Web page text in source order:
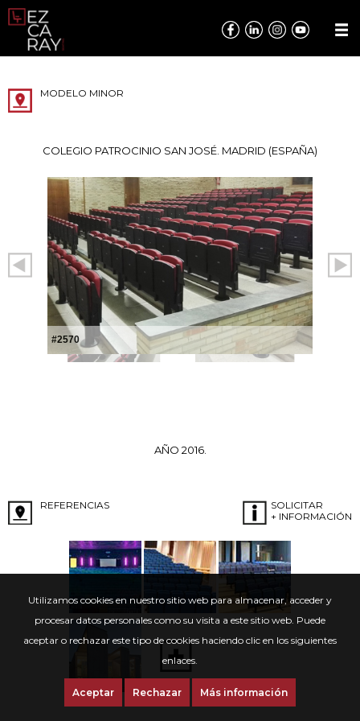
Utilizamos cookies en nuestro sitio web para almacenar, acceder y
procesar datos personales como su visita a este sitio web. Puede
aceptar o rechazar este tipo de cookies haciendo clic en los siguientes
enlaces.
Aceptar Rechazar Más información
MODELO MINOR
COLEGIO PATROCINIO SAN JOSÉ. MADRID (ESPAÑA)
#2570
AÑO 2016.
REFERENCIAS
SOLICITAR
+ INFORMACIÓN